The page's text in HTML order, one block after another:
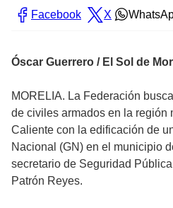
Facebook X
Óscar Guerrero / El Sol de
MORELIA. La Federación
de civiles armados en la región
Caliente con la edificación de
Nacional (GN) en el municipio
secretario de Seguridad
Patrón Reyes.